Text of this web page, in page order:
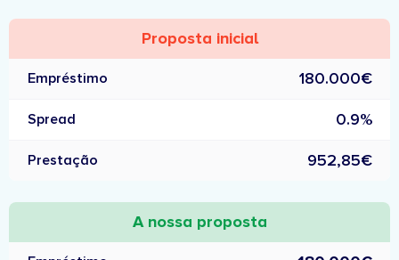
Proposta inicial
Empréstimo 180.000€
Spread 0.9%
Prestação 952,85€
A nossa proposta